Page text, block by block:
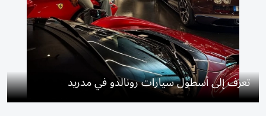
تعرف إلى أسطول سيارات رونالدو في مدريد